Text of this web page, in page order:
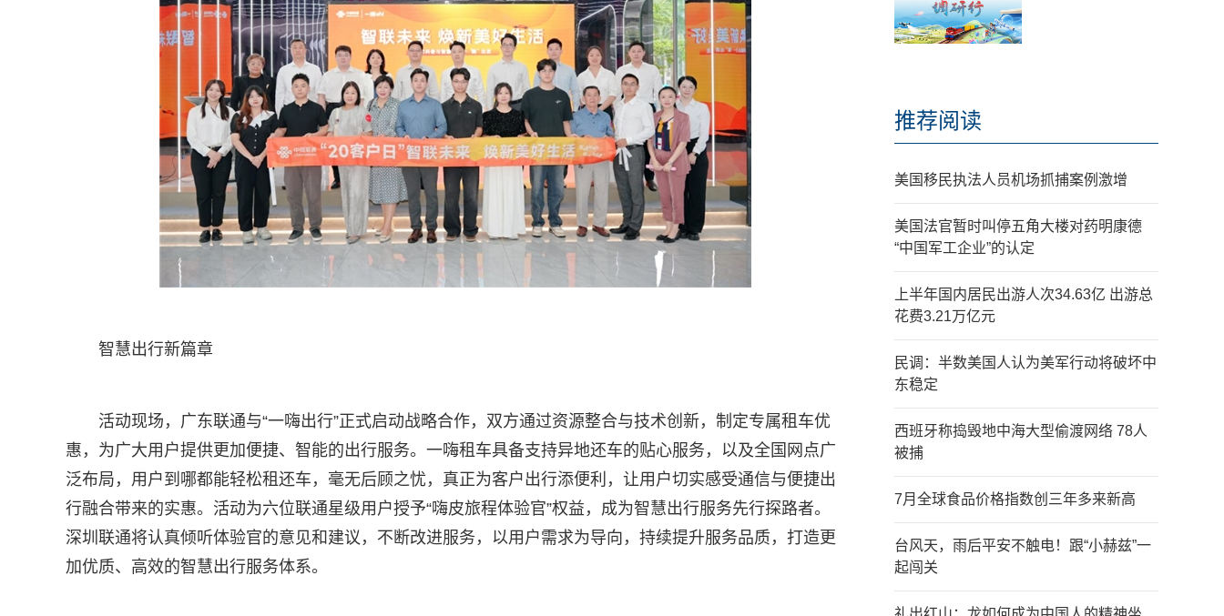
智慧出行新篇章
活动现场，广东联通与“一嗨出行”正式启动战略合作，双方通过资源整合与技术创新，制定专属租车优
惠，为广大用户提供更加便捷、智能的出行服务。一嗨租车具备支持异地还车的贴心服务，以及全国网点广
泛布局，用户到哪都能轻松租还车，毫无后顾之忧，真正为客户出行添便利，让用户切实感受通信与便捷出
行融合带来的实惠。活动为六位联通星级用户授予“嗨皮旅程体验官”权益，成为智慧出行服务先行探路者。
深圳联通将认真倾听体验官的意见和建议，不断改进服务，以用户需求为导向，持续提升服务品质，打造更
加优质、高效的智慧出行服务体系。
推荐阅读
美国移民执法人员机场抓捕案例激增
美国法官暂时叫停五角大楼对药明康德
“中国军工企业”的认定
上半年国内居民出游人次34.63亿 出游总
花费3.21万亿元
民调：半数美国人认为美军行动将破坏中
东稳定
西班牙称捣毁地中海大型偷渡网络 78人
被捕
7月全球食品价格指数创三年多来新高
台风天，雨后平安不触电！跟“小赫兹”一
起闯关